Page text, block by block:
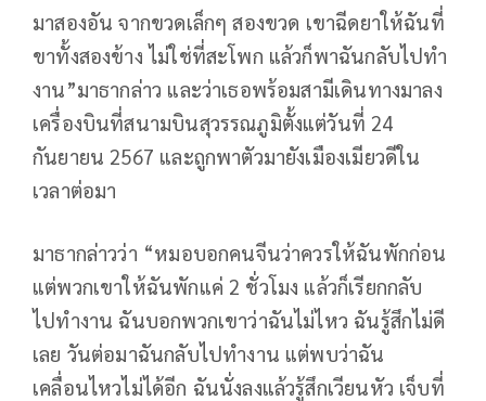
มาสองอัน จากขวดเล็กๆ สองขวด เขาฉีดยาให้ฉันที่
ขาทั้งสองข้าง ไม่ใช่ที่สะโพก แล้วก็พาฉันกลับไปทํา
งาน”มาธากล่าว และว่าเธอพร้อมสามีเดินทางมาลง
เครื่องบินที่สนามบินสุวรรณภูมิตั้งแต่วันที่ 24
กันยายน 2567 และถูกพาตัวมายังเมืองเมียวดีใน
เวลาต่อมา
มาธากล่าวว่า “หมอบอกคนจีนว่าควรให้ฉันพักก่อน
แต่พวกเขาให้ฉันพักแค่ 2 ชั่วโมง แล้วก็เรียกกลับ
ไปทํางาน ฉันบอกพวกเขาว่าฉันไม่ไหว ฉันรู้สึกไม่ดี
เลย วันต่อมาฉันกลับไปทํางาน แต่พบว่าฉัน
เคลื่อนไหวไม่ได้อีก ฉันนั่งลงแล้วรู้สึกเวียนหัว เจ็บที่